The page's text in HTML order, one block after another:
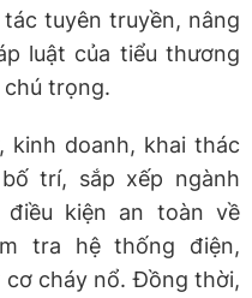
tuyên truyền, nâng
luật của tiểu thương
trọng.
kinh doanh, khai thác
trí, sắp xếp ngành
kiện an toàn về
tra hệ thống điện,
cơ cháy nổ. Đồng thời,